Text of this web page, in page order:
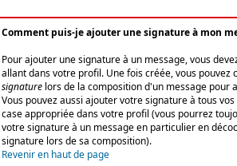
Comment puis-je ajouter une signature à mon
Pour ajouter une signature à un message, vous
allant dans votre profil. Une fois créée, vous pouvez
signature lors de la composition d'un message pour
Vous pouvez aussi ajouter votre signature à tous
case appropriée dans votre profil (vous pourrez
votre signature à un message en particulier en
signature lors de sa composition).
Revenir en haut de page